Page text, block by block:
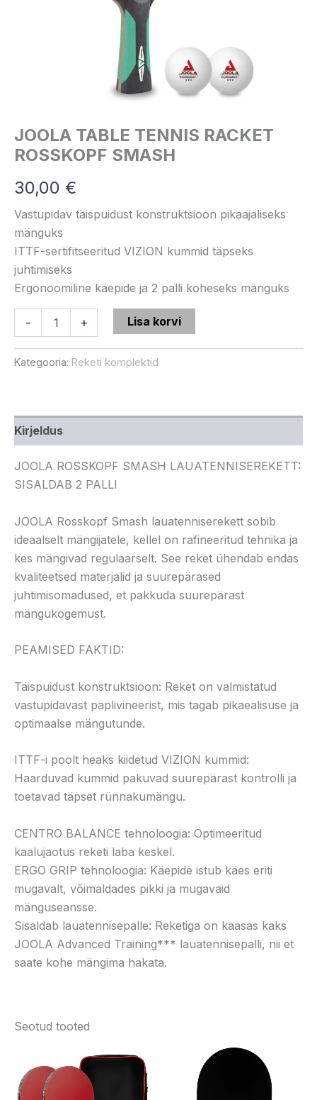
JOOLA TABLE TENNIS RACKET
ROSSKOPF SMASH
30,00 €
Vastupidav täispuidust konstruktsioon pikaajaliseks
mänguks
ITTF-sertifitseeritud VIZION kummid täpseks
juhtimiseks
Ergonoomiline käepide ja 2 palli koheseks mänguks
- + Lisa korvi
Kategooria: Reketi komplektid
Kirjeldus
JOOLA ROSSKOPF SMASH LAUATENNISEREKETT:
SISALDAB 2 PALLI
JOOLA Rosskopf Smash lauatenniserekett sobib
ideaalselt mängijatele, kellel on rafineeritud tehnika ja
kes mängivad regulaarselt. See reket ühendab endas
kvaliteetsed materjalid ja suurepärased
juhtimisomadused, et pakkuda suurepärast
mängukogemust.
PEAMISED FAKTID:
Täispuidust konstruktsioon: Reket on valmistatud
vastupidavast paplivineerist, mis tagab pikaealisuse ja
optimaalse mängutunde.
ITTF-i poolt heaks kiidetud VIZION kummid:
Haarduvad kummid pakuvad suurepärast kontrolli ja
toetavad täpset rünnakumängu.
CENTRO BALANCE tehnoloogia: Optimeeritud
kaalujaotus reketi laba keskel.
ERGO GRIP tehnoloogia: Käepide istub käes eriti
mugavalt, võimaldades pikki ja mugavaid
mänguseansse.
Sisaldab lauatennisepalle: Reketiga on kaasas kaks
JOOLA Advanced Training*** lauatennisepalli, nii et
saate kohe mängima hakata.
Seotud tooted